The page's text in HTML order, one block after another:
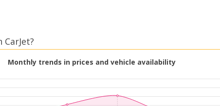
Monthly trends in prices and vehicle availability